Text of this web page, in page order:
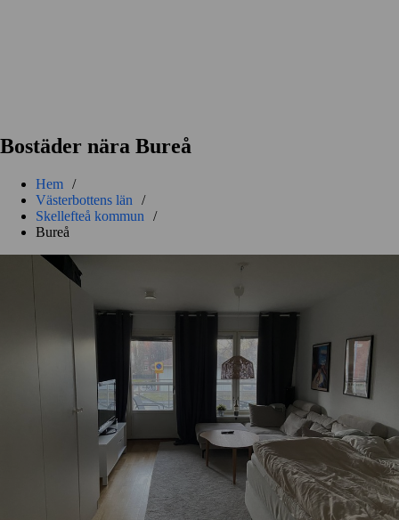
Bostäder nära Bureå
Hem /
Västerbottens län
/
Skellefteå kommun
/
Bureå